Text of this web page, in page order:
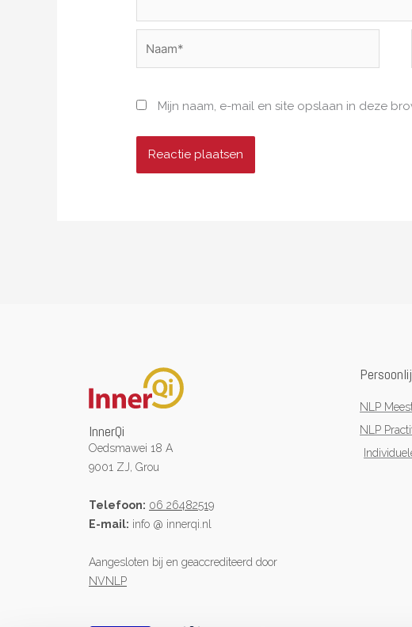
Mijn naam, e-mail en site opslaan in deze
InnerQi
Oedsmawei 18 A
9001 ZJ, Grou
Telefoon: 06 26482519
E-mail: info @ innerqi.nl
Aangesloten bij en geaccrediteerd door
NVNLP
NLP
NLP